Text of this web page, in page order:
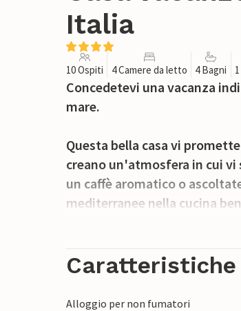
Italia
10 Ospiti 4 Camere da letto 4 Bagni
Concedetevi una vacanza
mare.
Questa bella casa vi
creano un'atmosfera in cui
un caffè aromatico o
mediterranee nella cucina
Al mattino presto potrete
pallanuoto. Dopo, rilassatevi
Caratteristiche
Alloggio per non fumatori